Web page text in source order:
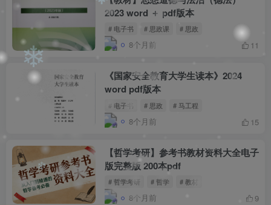
2023 word ＋ pdf版本
# 电子书 # 思政课 # 思政
8个月前 11
《国家安全教育大学生读本》2024
word pdf版本
# 电子书 # 思政 # 马工程
8个月前 15
【哲学考研】参考书教材资料大全电子
版完整版 200本pdf
# 哲学考研 # 哲学 # 教材
8个月前 9
❄
❄
❄